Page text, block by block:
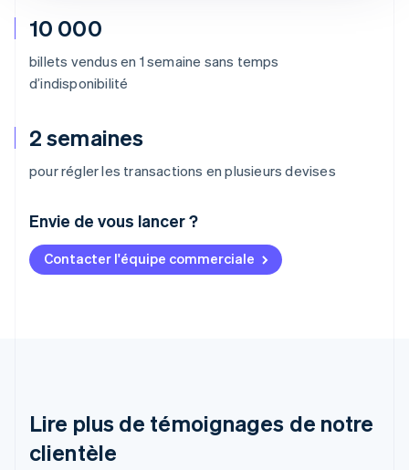
10 000
billets vendus en 1 semaine sans temps
d’indisponibilité
2 semaines
pour régler les transactions en plusieurs devises
Envie de vous lancer ?
Contacter l'équipe commerciale
Lire plus de témoignages de notre
clientèle
Allemagne
Brésil
PortuguêsEnglish
Bulgarie